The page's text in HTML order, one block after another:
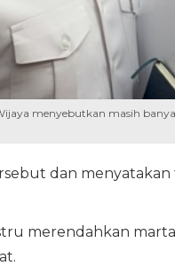
menyebutkan masih
dan
merendahkan